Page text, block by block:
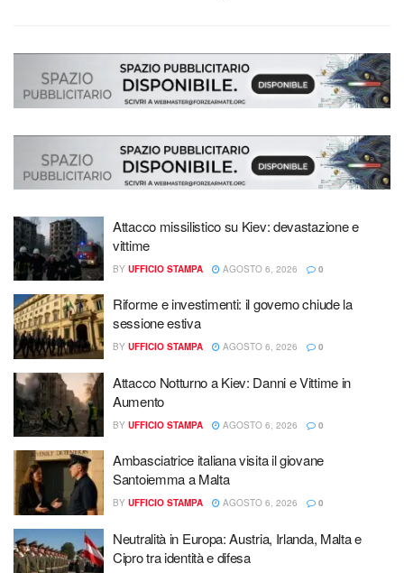
Attacco missilistico su Kiev: devastazione e
vittime
BY UFFICIO STAMPA AGOSTO 6, 2026 0
Riforme e investimenti: il governo chiude la
sessione estiva
BY UFFICIO STAMPA AGOSTO 6, 2026 0
Attacco Notturno a Kiev: Danni e Vittime in
Aumento
BY UFFICIO STAMPA AGOSTO 6, 2026 0
Ambasciatrice italiana visita il giovane
Santoiemma a Malta
BY UFFICIO STAMPA AGOSTO 6, 2026 0
Neutralità in Europa: Austria, Irlanda, Malta e
Cipro tra identità e difesa